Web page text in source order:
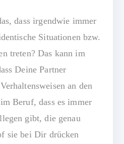
dass irgendwie immer
Situationen bzw.
treten? Das kann im
Deine Partner
an den
Beruf, dass es immer
gibt, die genau
sie bei Dir drücken